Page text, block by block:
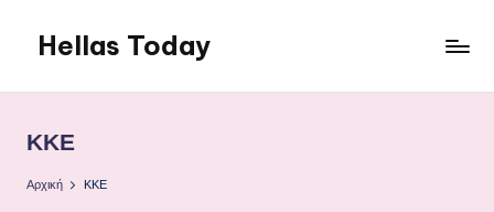
Μετάβαση
περιεχόμενο
Hellas Today
ΚΚΕ
Αρχική ΚΚΕ